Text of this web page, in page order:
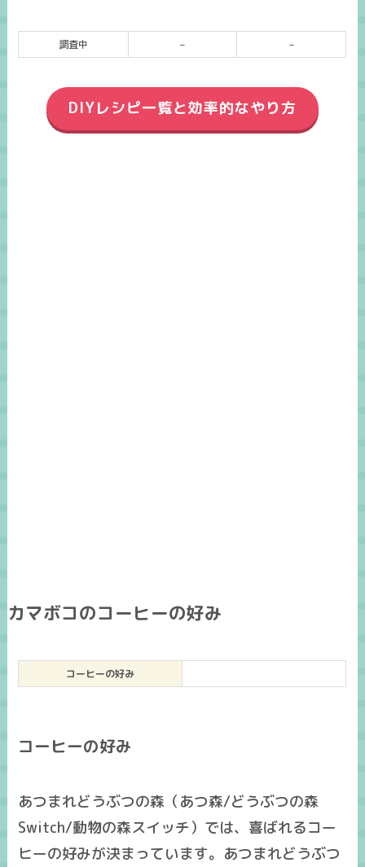
調査中 – –
DIYレシピ一覧と効率的なやり方
カマボコのコーヒーの好み
コーヒーの好み
コーヒーの好み
あつまれどうぶつの森（あつ森/どうぶつの森
Switch/動物の森スイッチ）では、喜ばれるコー
ヒーの好みが決まっています。あつまれどうぶつ